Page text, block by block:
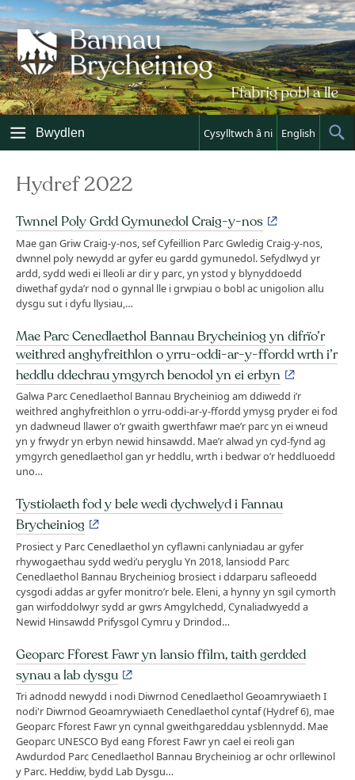
Skip
to
content
Bwydlen Cysylltwch â ni English
Hydref 2022
Twnnel Poly Grdd Gymunedol Craig-y-nos
Mae gan Griw Craig-y-nos, sef Cyfeillion Parc Gwledig Craig-y-nos,
dwnnel poly newydd ar gyfer eu gardd gymunedol. Sefydlwyd yr
ardd, sydd wedi ei lleoli ar dir y parc, yn ystod y blynyddoedd
diwethaf gyda’r nod o gynnal lle i grwpiau o bobl ac unigolion allu
dysgu sut i dyfu llysiau,…
Mae Parc Cenedlaethol Bannau Brycheiniog yn difrïo’r
weithred anghyfreithlon o yrru-oddi-ar-y-ffordd wrth i’r
heddlu ddechrau ymgyrch benodol yn ei erbyn
Galwa Parc Cenedlaethol Bannau Brycheiniog am ddiwedd i’r
weithred anghyfreithlon o yrru-oddi-ar-y-ffordd ymysg pryder ei fod
yn dadwneud llawer o’r gwaith gwerthfawr mae’r parc yn ei wneud
yn y frwydr yn erbyn newid hinsawdd. Mae’r alwad yn cyd-fynd ag
ymgyrch genedlaethol gan yr heddlu, wrth i bedwar o’r heddluoedd
uno…
Tystiolaeth fod y bele wedi dychwelyd i Fannau
Brycheiniog
Prosiect y Parc Cenedlaethol yn cyflawni canlyniadau ar gyfer
rhywogaethau sydd wedi’u peryglu Yn 2018, lansiodd Parc
Cenedlaethol Bannau Brycheiniog brosiect i ddarparu safleoedd
cysgodi addas ar gyfer monitro’r bele. Eleni, a hynny yn sgil cymorth
gan wirfoddolwyr sydd ar gwrs Amgylchedd, Cynaliadwyedd a
Newid Hinsawdd Prifysgol Cymru y Drindod…
Geoparc Fforest Fawr yn lansio ffilm, taith gerdded
synau a lab dysgu
Tri adnodd newydd i nodi Diwrnod Cenedlaethol Geoamrywiaeth I
nodi'r Diwrnod Geoamrywiaeth Cenedlaethol cyntaf (Hydref 6), mae
Geoparc Fforest Fawr yn cynnal gweithgareddau ysblennydd. Mae
Geoparc UNESCO Byd eang Fforest Fawr yn cael ei reoli gan
Awdurdod Parc Cenedlaethol Bannau Brycheiniog ar ochr orllewinol
y Parc. Heddiw, bydd Lab Dysgu…